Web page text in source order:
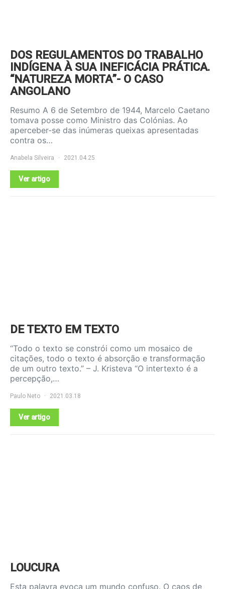
DOS REGULAMENTOS DO TRABALHO
INDÍGENA À SUA INEFICÁCIA PRÁTICA.
“NATUREZA MORTA”- O CASO
ANGOLANO
Resumo A 6 de Setembro de 1944, Marcelo Caetano
tomava posse como Ministro das Colónias. Ao
aperceber-se das inúmeras queixas apresentadas
contra os…
Anabela Silveira 2021.04.25
Ver artigo
DE TEXTO EM TEXTO
“Todo o texto se constrói como um mosaico de
citações, todo o texto é absorção e transformação
de um outro texto.” – J. Kristeva “O intertexto é a
percepção,…
Paulo Neto 2021.03.18
Ver artigo
LOUCURA
Esta palavra evoca um mundo confuso. O caos de